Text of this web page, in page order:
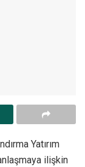
Yatırım
ilişkin